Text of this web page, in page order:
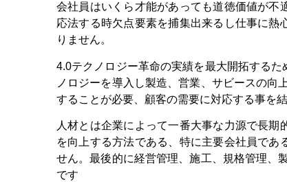
会社員はいくら才能があっても道徳価値が不
応法する時欠点要素を捕集出来るし仕事に
りません。
4.0テクノロジー革命の実績を最大開拓する
ノロジーを導入し製造、営業、サビースの向
することが必要、顧客の需要に対応する事を
人材とは企業によって一番大事な力源で長
を向上する方法である、特に主要会社員であ
せん。最後的に経営管理、施工、規格管理、
です